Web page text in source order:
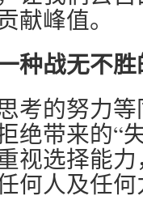
献峰值。
种战无不
考的努力
绝带来的“失
视选择能
何人及任何